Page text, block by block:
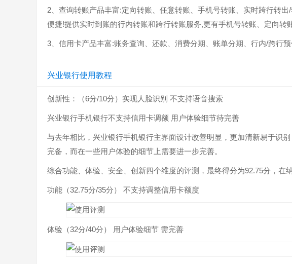
2、查询转账产品丰富:定向转账、任意转账、手机号转账、实时跨行转
便捷!提供实时到账的行内转账和跨行转账服务,更有手机号转账、定向转
3、信用卡产品丰富:账务查询、还款、消费分期、账单分期、行内/跨行预
兴业银行使用教程
创新性：（6分/10分）实现人脸识别 不支持语音搜索
兴业银行手机银行不支持信用卡调额 用户体验细节待完善
与去年相比，兴业银行手机银行主界面设计改善明显，更加清新易于识
完备，而在一些用户体验的细节上需要进一步完善。
综合功能、体验、安全、创新四个维度的评测，最终得分为92.75分，在
功能（32.75分/35分） 不支持调整信用卡额度
体验（32分/40分） 用户体验细节 需完善